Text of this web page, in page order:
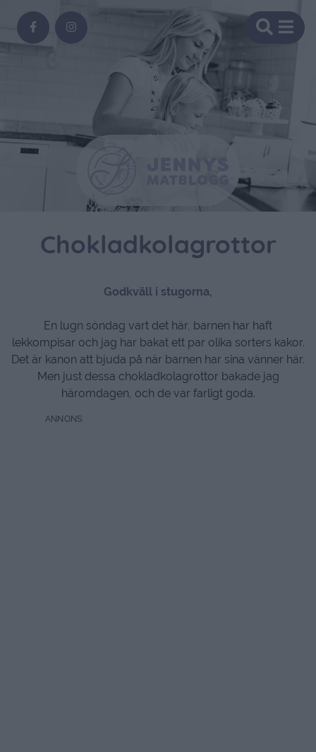
Chokladkolagrottor
Godkväll i stugorna,
En lugn söndag vart det här, barnen har haft
lekkompisar och jag har bakat ett par olika sorters kakor.
Det är kanon att bjuda på när barnen har sina vänner här.
Men just dessa chokladkolagrottor bakade jag
häromdagen, och de var farligt goda.